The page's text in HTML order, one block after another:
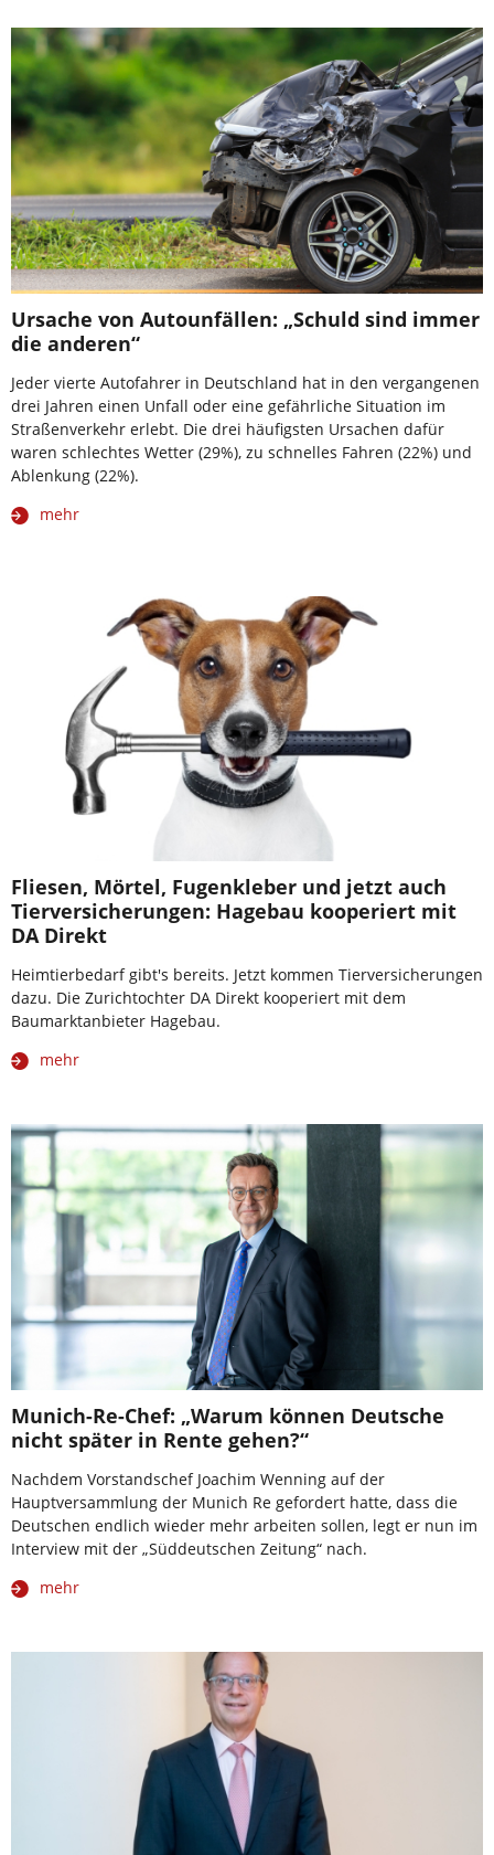
Ursache von Autounfällen: „Schuld sind immer
die anderen“
Jeder vierte Autofahrer in Deutschland hat in den vergangenen
drei Jahren einen Unfall oder eine gefährliche Situation im
Straßenverkehr erlebt. Die drei häufigsten Ursachen dafür
waren schlechtes Wetter (29%), zu schnelles Fahren (22%) und
Ablenkung (22%).
mehr
Fliesen, Mörtel, Fugenkleber und jetzt auch
Tierversicherungen: Hagebau kooperiert mit
DA Direkt
Heimtierbedarf gibt's bereits. Jetzt kommen Tierversicherungen
dazu. Die Zurichtochter DA Direkt kooperiert mit dem
Baumarktanbieter Hagebau.
mehr
Munich-Re-Chef: „Warum können Deutsche
nicht später in Rente gehen?“
Nachdem Vorstandschef Joachim Wenning auf der
Hauptversammlung der Munich Re gefordert hatte, dass die
Deutschen endlich wieder mehr arbeiten sollen, legt er nun im
Interview mit der „Süddeutschen Zeitung“ nach.
mehr